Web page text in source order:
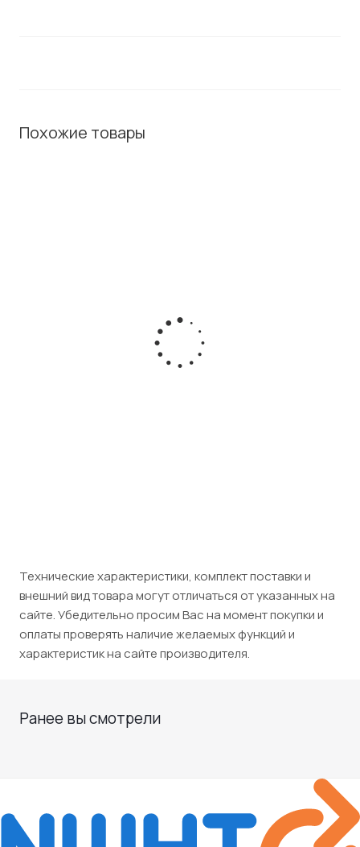
Похожие товары
Модуль расширения Cisco CP-7915
Есть в наличии
Технические характеристики, комплект поставки и
внешний вид товара могут отличаться от указанных на
сайте. Убедительно просим Вас на момент покупки и
оплаты проверять наличие желаемых функций и
характеристик на сайте производителя.
Ранее вы смотрели